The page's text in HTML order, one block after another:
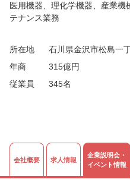
医用機器、理化学機器、産業
テナンス業務
所在地
石川県金沢市松島一
年商
315億円
従業員
345名
会社概要 求人情報
企業説明会・
イベント情報